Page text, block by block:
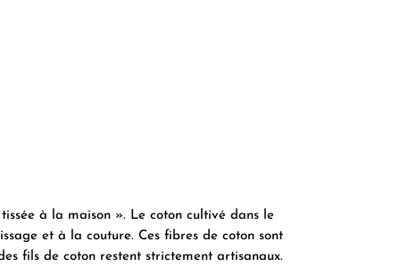
à la maison ». Le coton cultivé dans le
et à la couture. Ces fibres de coton sont
fils de coton restent strictement artisanaux.